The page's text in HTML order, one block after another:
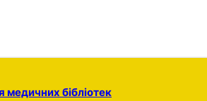
медичних бібліотек